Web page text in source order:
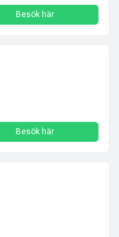
Besök här
Besök här